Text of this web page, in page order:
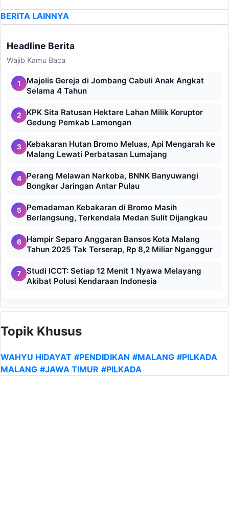
BERITA LAINNYA
Headline Berita
Wajib Kamu Baca
1
Majelis Gereja di Jombang Cabuli Anak Angkat
Selama 4 Tahun
2
KPK Sita Ratusan Hektare Lahan Milik Koruptor
Gedung Pemkab Lamongan
3
Kebakaran Hutan Bromo Meluas, Api Mengarah ke
Malang Lewati Perbatasan Lumajang
4
Perang Melawan Narkoba, BNNK Banyuwangi
Bongkar Jaringan Antar Pulau
5
Pemadaman Kebakaran di Bromo Masih
Berlangsung, Terkendala Medan Sulit Dijangkau
6
Hampir Separo Anggaran Bansos Kota Malang
Tahun 2025 Tak Terserap, Rp 8,2 Miliar Nganggur
7
Studi ICCT: Setiap 12 Menit 1 Nyawa Melayang
Akibat Polusi Kendaraan Indonesia
Topik Khusus
WAHYU HIDAYAT #PENDIDIKAN #MALANG #PILKADA
MALANG #JAWA TIMUR #PILKADA